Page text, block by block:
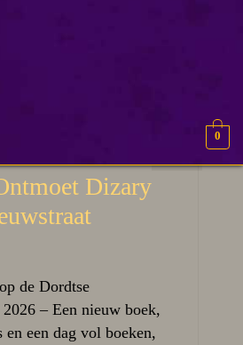
0
Dizary
de Dordtse
– Een nieuw boek,
en een dag vol boeken,